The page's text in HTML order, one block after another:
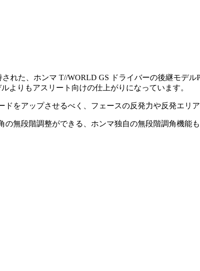
れた、ホンマ T//WORLD GS ドライバーの後継モデ
りもアスリート向けの仕上がりになっています。
をアップさせるべく、フェースの反発力や反発エリ
の無段階調整ができる、ホンマ独自の無段階調角機能も